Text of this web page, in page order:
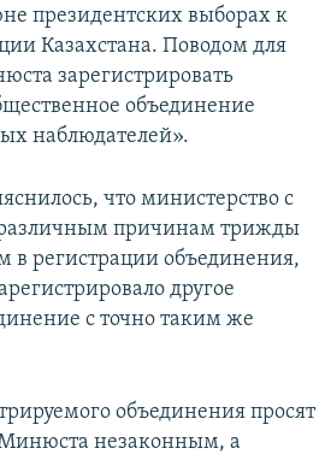
президентских выборах к
Казахстана. Поводом для
зарегистрировать
объединение
наблюдателей».
что министерство с
различным причинам трижды
в регистрации объединения,
другое
с точно таким же
объединения просят
Минюста незаконным, а